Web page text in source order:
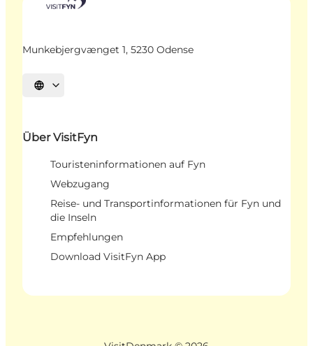
Munkebjergvænget 1, 5230 Odense
Sprache auswählen
Über VisitFyn
Touristeninformationen auf Fyn
Webzugang
Reise- und Transportinformationen für Fyn und
die Inseln
Empfehlungen
Download VisitFyn App